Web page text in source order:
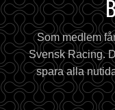
Som medlem
Svensk Racing.
spara alla